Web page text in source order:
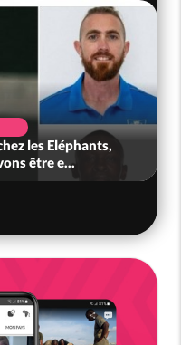
les Eléphants,
être e...